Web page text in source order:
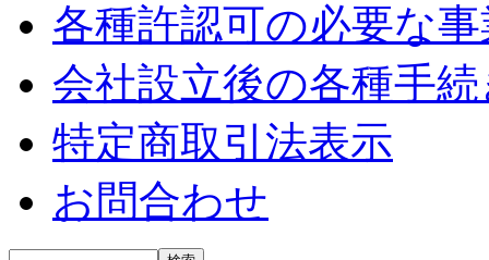
各種許認可の必要な
会社設立後の各種手
特定商取引法表示
お問合わせ